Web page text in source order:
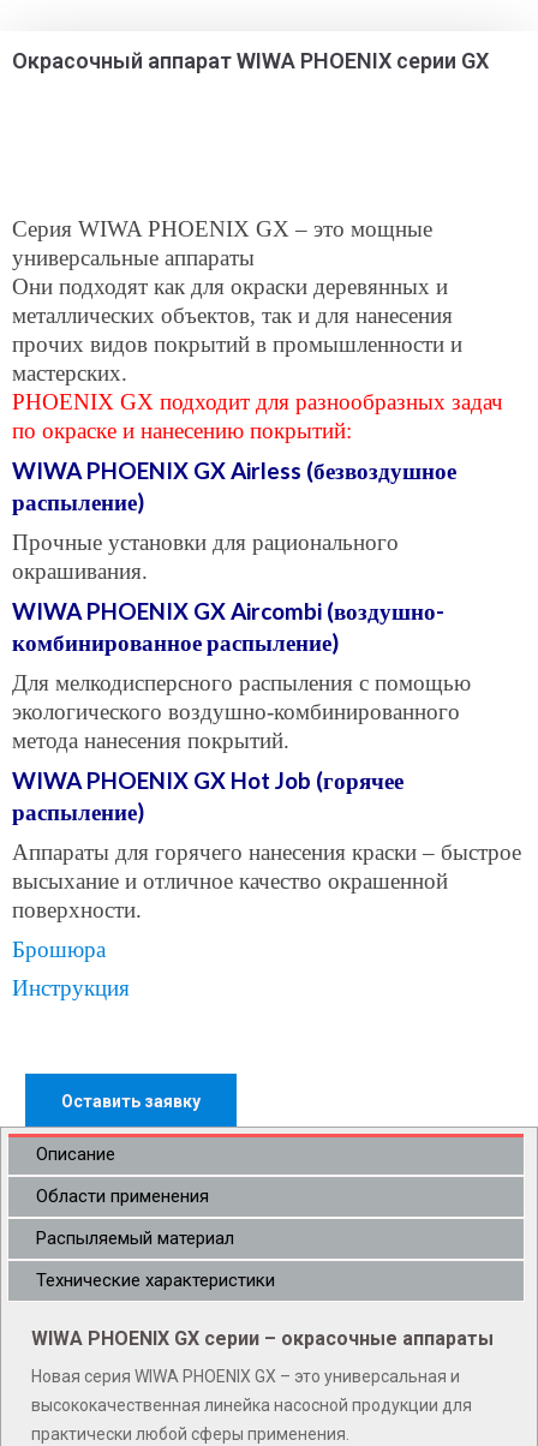
Окрасочный аппарат WIWA PHOENIX серии GX
Серия WIWA PHOENIX GX – это мощные
универсальные аппараты
Они подходят как для окраски деревянных и
металлических объектов, так и для нанесения
прочих видов покрытий в промышленности и
мастерских.
PHOENIX GX подходит для разнообразных задач
по окраске и нанесению покрытий:
WIWA PHOENIX GX Airless (безвоздушное
распыление)
Прочные установки для рационального
окрашивания.
WIWA PHOENIX GX Aircombi (воздушно-
комбинированное распыление)
Для мелкодисперсного распыления с помощью
экологического воздушно-комбинированного
метода нанесения покрытий.
WIWA PHOENIX GX Hot Job (горячее
распыление)
Аппараты для горячего нанесения краски – быстрое
высыхание и отличное качество окрашенной
поверхности.
Брошюра
Инструкция
Оставить заявку
Описание
Области применения
Распыляемый материал
Технические характеристики
WIWA PHOENIX GX серии – окрасочные аппараты
Новая серия WIWA PHOENIX GX – это универсальная и
высококачественная линейка насосной продукции для
практически любой сферы применения.